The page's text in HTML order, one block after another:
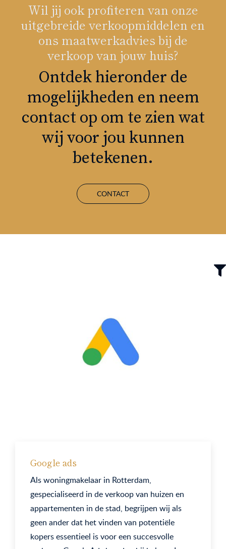
Wil jij ook profiteren van onze
uitgebreide verkoopmiddelen en
ons maatwerkadvies bij de
verkoop van jouw huis?
Ontdek hieronder de
mogelijkheden en neem
contact op om te zien wat
wij voor jou kunnen
betekenen.
CONTACT
Google ads
Als woningmakelaar in Rotterdam,
gespecialiseerd in de verkoop van huizen en
appartementen in de stad, begrijpen wij als
geen ander dat het vinden van potentiële
kopers essentieel is voor een succesvolle